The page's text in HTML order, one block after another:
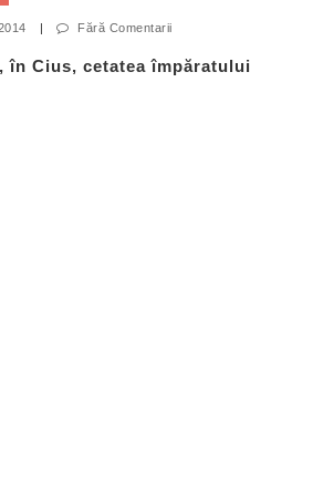
| Fără Comentarii
în Cius, cetatea împăratului